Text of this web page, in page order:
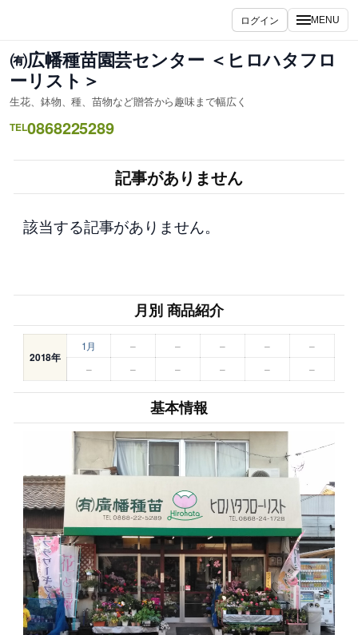
を
ス
キ
ッ
プ
ログイン MENU
㈲広幡種苗園芸センター ＜ヒロハタフロ
ーリスト＞
生花、鉢物、種、苗物など贈答から趣味まで幅広く
TEL0868225289
記事がありません
該当する記事がありません。
月別 商品紹介
2018年
1月 – – – –
–
–
– – – – –
基本情報